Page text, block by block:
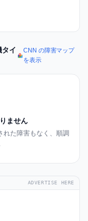
イ
CNN の障害マップ
を表示
ません
れた障害もなく、順調
ADVERTISE HERE